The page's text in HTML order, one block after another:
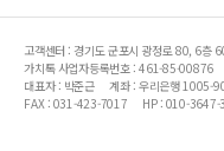
고객센터 : 경기도 군포시 광정로 80, 6층
가치톡 사업자등록번호 : 461-85-00876
대표자 : 박준근
계좌 : 우리은행 1005-
FAX : 031-423-7017
HP : 010-